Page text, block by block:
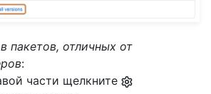
пакетов, отличных от
:
части щелкните